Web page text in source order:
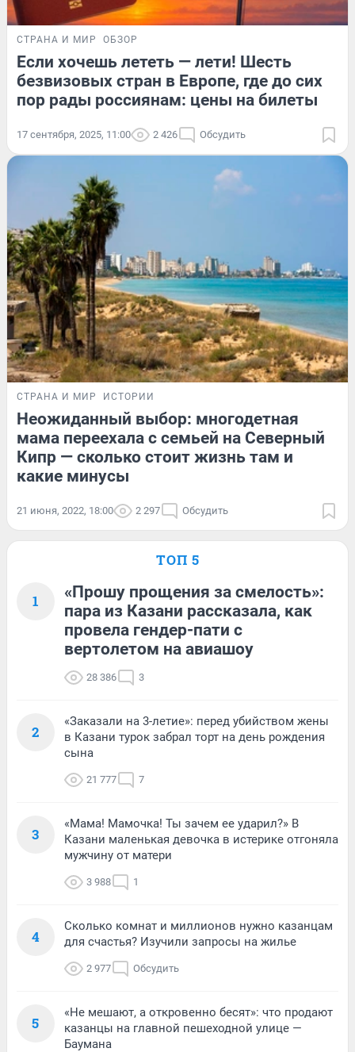
СТРАНА И МИР ОБЗОР
Если хочешь лететь — лети! Шесть
безвизовых стран в Европе, где до сих
пор рады россиянам: цены на билеты
17 сентября, 2025, 11:00 2 426 Обсудить
СТРАНА И МИР ИСТОРИИ
Неожиданный выбор: многодетная
мама переехала с семьей на Северный
Кипр — сколько стоит жизнь там и
какие минусы
21 июня, 2022, 18:00 2 297 Обсудить
ТОП 5
1
«Прошу прощения за смелость»:
пара из Казани рассказала, как
провела гендер-пати с
вертолетом на авиашоу
28 386 3
2
«Заказали на 3-летие»: перед убийством жены
в Казани турок забрал торт на день рождения
сына
21 777 7
3
«Мама! Мамочка! Ты зачем ее ударил?» В
Казани маленькая девочка в истерике отгоняла
мужчину от матери
3 988 1
4
Сколько комнат и миллионов нужно казанцам
для счастья? Изучили запросы на жилье
2 977 Обсудить
5
«Не мешают, а откровенно бесят»: что продают
казанцы на главной пешеходной улице —
Баумана